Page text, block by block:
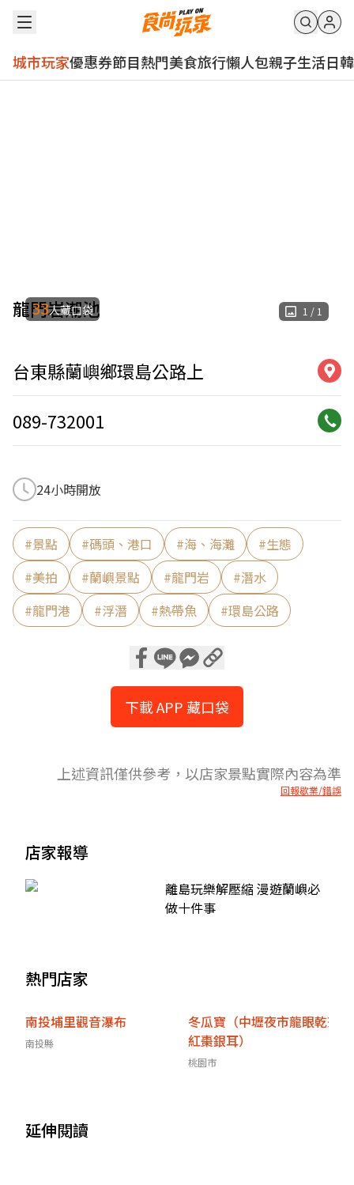
城市玩家優惠券節目熱門美食旅行懶人包親子生活日韓
龍門岩潮池 1 / 1
33人藏口袋
台東縣蘭嶼鄉環島公路上
089-732001
24小時開放
#景點 #碼頭、港口 #海、海灘 #生態
#美拍 #蘭嶼景點 #龍門岩 #潛水
#龍門港 #浮潛 #熱帶魚 #環島公路
下載 APP 藏口袋
上述資訊僅供參考，以店家景點實際內容為準
回報歇業/錯誤
店家報導
離島玩樂解壓縮 漫遊蘭嶼必
做十件事
熱門店家
南投埔里觀音瀑布
南投縣
冬瓜寶（中壢夜市龍眼乾茶
紅棗銀耳）
桃園市
延伸閱讀